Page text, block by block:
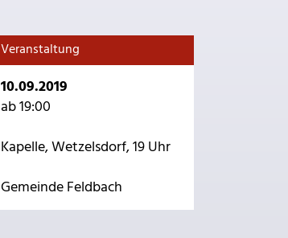
Veranstaltung
10.09.2019
ab 19:00
Kapelle, Wetzelsdorf, 19 Uhr
Gemeinde Feldbach